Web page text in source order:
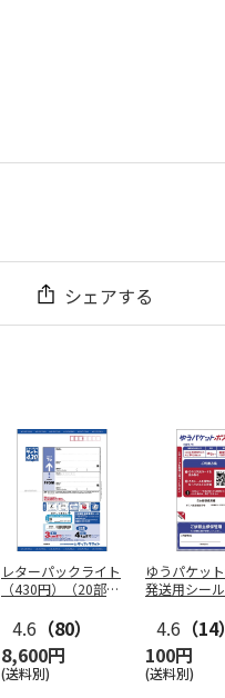
シェアする
レターパックライト
（430円）（20部セ
4.6 （80）
8,600円
(送料別)
ゆうパケッ
発送用シー
4.6 （14）
100円
(送料別)